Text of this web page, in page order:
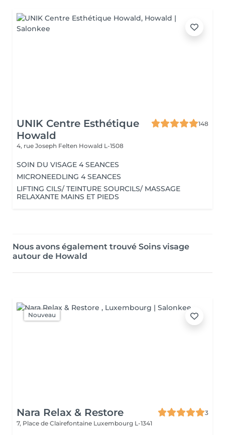
UNIK Centre Esthétique
Howald
148
4, rue Joseph Felten Howald L-1508
SOIN DU VISAGE 4 SEANCES
MICRONEEDLING 4 SEANCES
LIFTING CILS/ TEINTURE SOURCILS/ MASSAGE
RELAXANTE MAINS ET PIEDS
Nous avons également trouvé Soins visage
autour de Howald
Nouveau
Nara Relax & Restore
3
7, Place de Clairefontaine Luxembourg L-1341